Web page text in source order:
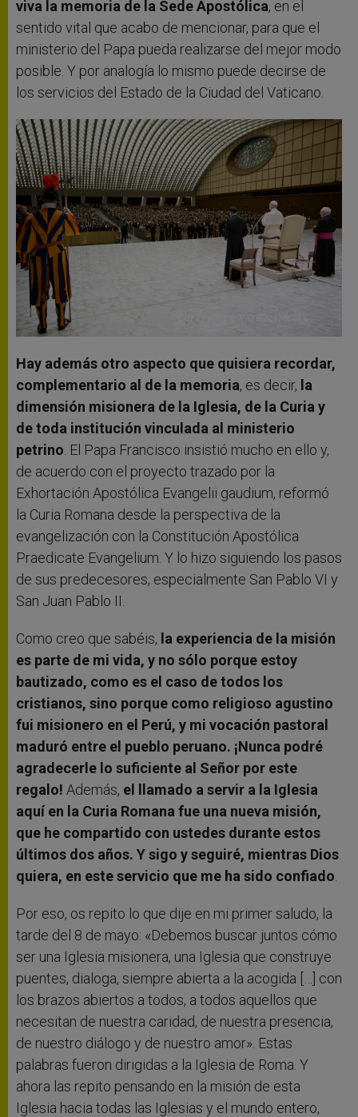
viva la memoria de la Sede Apostólica, en el
sentido vital que acabo de mencionar, para que el
ministerio del Papa pueda realizarse del mejor modo
posible. Y por analogía lo mismo puede decirse de
los servicios del Estado de la Ciudad del Vaticano.
Hay además otro aspecto que quisiera recordar,
complementario al de la memoria, es decir, la
dimensión misionera de la Iglesia, de la Curia y
de toda institución vinculada al ministerio
petrino . El Papa Francisco insistió mucho en ello y,
de acuerdo con el proyecto trazado por la
Exhortación Apostólica Evangelii gaudium, reformó
la Curia Romana desde la perspectiva de la
evangelización con la Constitución Apostólica
Praedicate Evangelium. Y lo hizo siguiendo los pasos
de sus predecesores, especialmente San Pablo VI y
San Juan Pablo II.
Como creo que sabéis, la experiencia de la misión
es parte de mi vida, y no sólo porque estoy
bautizado, como es el caso de todos los
cristianos, sino porque como religioso agustino
fui misionero en el Perú, y mi vocación pastoral
maduró entre el pueblo peruano. ¡Nunca podré
agradecerle lo suficiente al Señor por este
regalo! Además, el llamado a servir a la Iglesia
aquí en la Curia Romana fue una nueva misión,
que he compartido con ustedes durante estos
últimos dos años. Y sigo y seguiré, mientras Dios
quiera, en este servicio que me ha sido confiado
Por eso, os repito lo que dije en mi primer saludo, la
tarde del 8 de mayo: «Debemos buscar juntos cómo
ser una Iglesia misionera, una Iglesia que construye
puentes, dialoga, siempre abierta a la acogida […] con
los brazos abiertos a todos, a todos aquellos que
necesitan de nuestra caridad, de nuestra presencia,
de nuestro diálogo y de nuestro amor». Estas
palabras fueron dirigidas a la Iglesia de Roma. Y
ahora las repito pensando en la misión de esta
Iglesia hacia todas las Iglesias y el mundo entero,